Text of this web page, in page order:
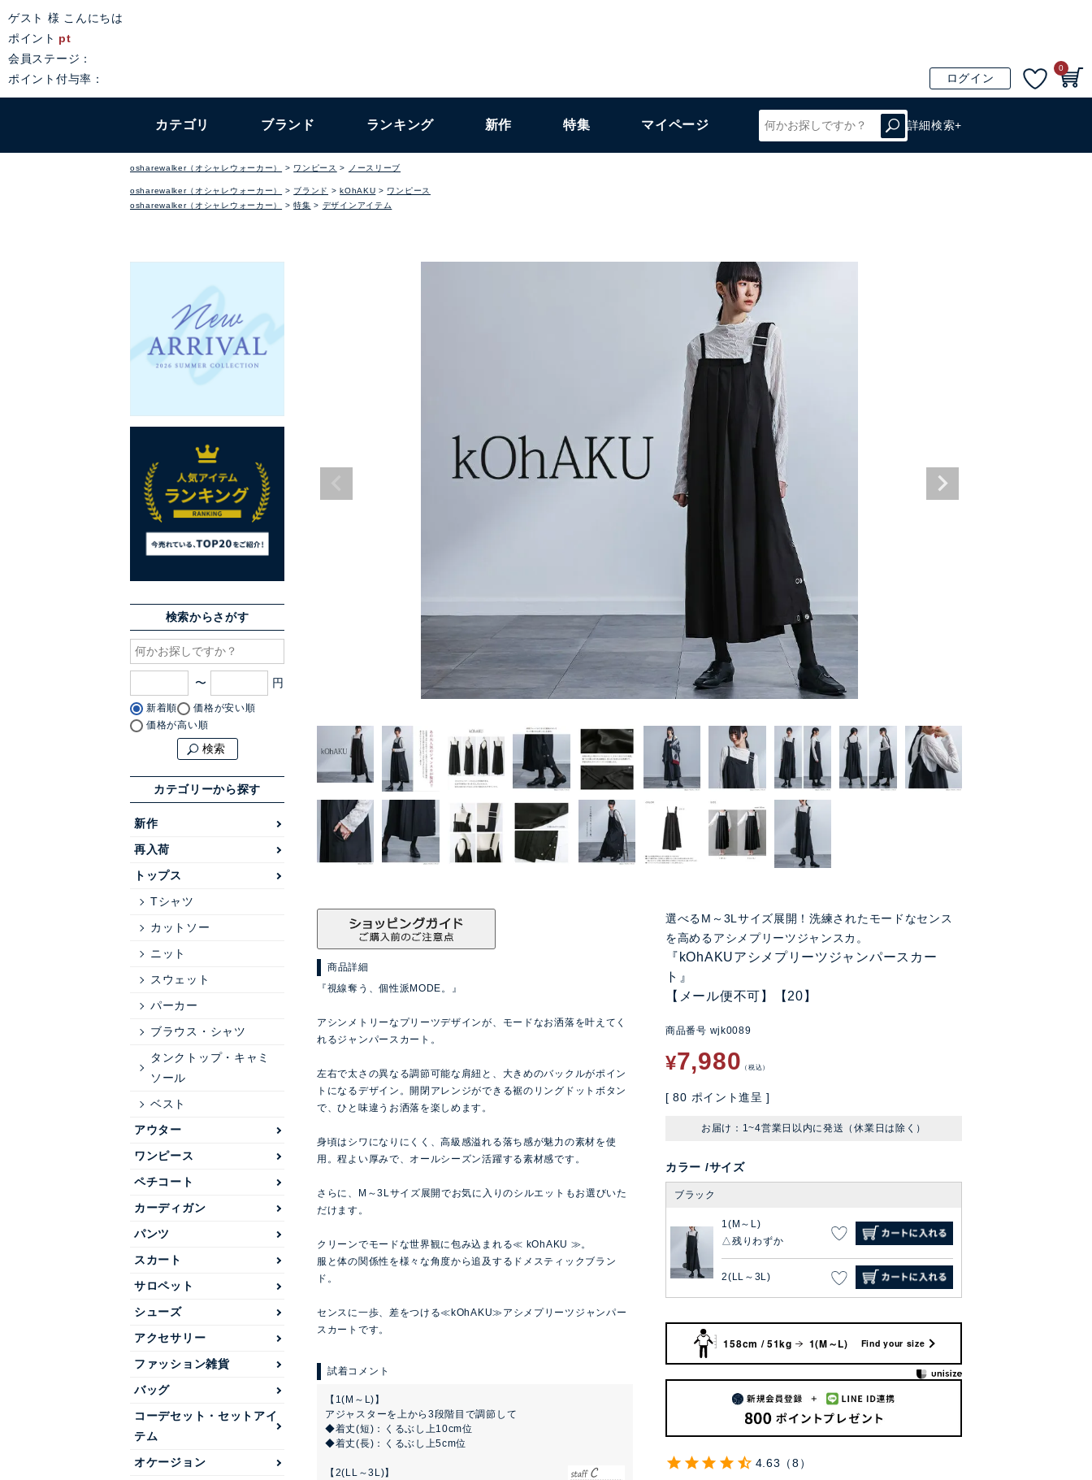
ゲスト 様 こんにちは
ポイント pt
会員ステージ：
ポイント付与率：
ログイン
0
カテゴリ ブランド ランキング 新作 特集 マイページ 詳細検索+
osharewalker（オシャレウォーカー） ワンピース ノースリーブ
osharewalker（オシャレウォーカー） ブランド kOhAKU
ワンピース
osharewalker（オシャレウォーカー）
特集 デザインアイテム
検索からさがす
〜
新着順
価格が安い順
価格が高い順
検索
カテゴリーから探す
新作
再入荷
トップス
Tシャツ
カットソー
ニット
スウェット
パーカー
ブラウス・シャツ
タンクトップ・キャミ
ソール
ベスト
アウター
ワンピース
ペチコート
カーディガン
パンツ
スカート
サロペット
シューズ
アクセサリー
ファッション雑貨
バッグ
コーデセット・セットアイ
テム
オケージョン
選べるM～3Lサイズ展開！洗練されたモードなセンス
を高めるアシメプリーツジャンスカ。
『kOhAKUアシメプリーツジャンパースカー
ト』
【メール便不可】【20】
商品番号 wjk0089
¥7,980 税込
[ 80 ポイント進呈 ]
お届け：1~4営業日以内に発送（休業日は除く）
カラー サイズ
ブラック
1(M～L)
残りわずか
2(LL～3L)
158cm / 51kg 1(M～L) Find your size
4.63 8
商品詳細
『視線奪う、個性派MODE。』
アシンメトリーなプリーツデザインが、モードなお洒落を叶えてく
れるジャンパースカート。
左右で太さの異なる調節可能な肩紐と、大きめのバックルがポイン
トになるデザイン。開閉アレンジができる裾のリングドットボタン
で、ひと味違うお洒落を楽しめます。
身頃はシワになりにくく、高級感溢れる落ち感が魅力の素材を使
用。程よい厚みで、オールシーズン活躍する素材感です。
さらに、M～3Lサイズ展開でお気に入りのシルエットもお選びいた
だけます。
クリーンでモードな世界観に包み込まれる≪ kOhAKU ≫。
服と体の関係性を様々な角度から追及するドメスティックブラン
ド。
センスに一歩、差をつける≪kOhAKU≫アシメプリーツジャンパー
スカートです。
【1(M～L)】
アジャスターを上から3段階目で調節して
◆着丈(短)：くるぶし上10cm位
◆着丈(長)：くるぶし上5cm位
【2(LL～3L)】